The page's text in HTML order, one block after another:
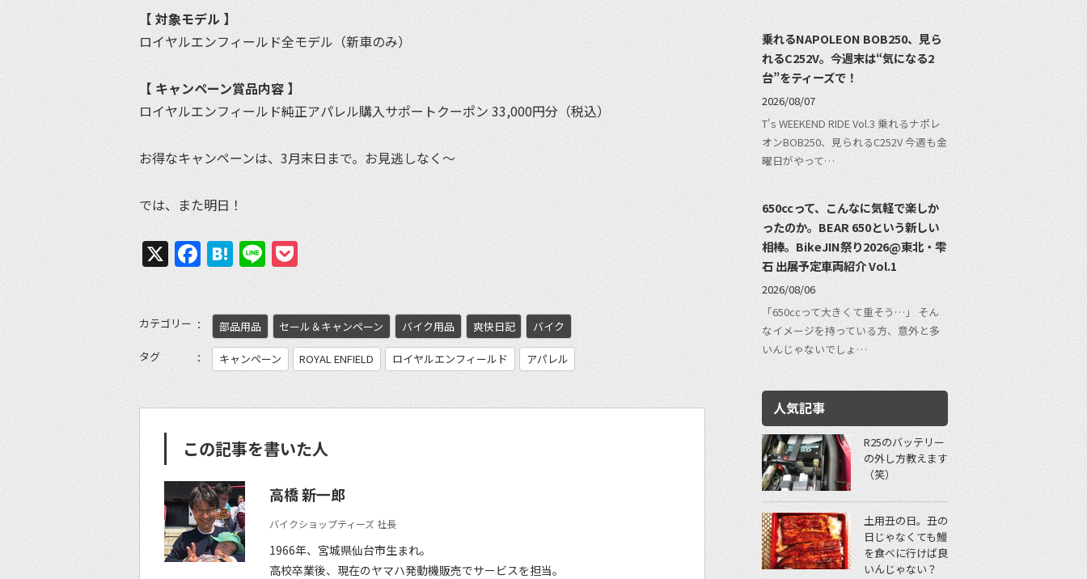
【 対象モデル 】
ロイヤルエンフィールド全モデル（新車のみ）
【 キャンペーン賞品内容 】
ロイヤルエンフィールド純正アパレル購入サポートクーポン 33,000円分（税込）
お得なキャンペーンは、3月末日まで。お見逃しなく〜
では、また明日！
X Facebook
Hatena
Line
カテゴリー 部品用品 セール＆キャンペーン バイク用品 爽快日記
バイク
タグ
キャンペーン ROYAL ENFIELD ロイヤルエンフィールド アパレル
この記事を書いた人
高橋 新一郎
バイクショップティーズ 社長
1966年、宮城県仙台市生まれ。
高校卒業後、現在のヤマハ発動機販売でサービスを担当。
乗れるNAPOLEON BOB250、見ら
れるC252V。今週末は“気になる2
台”をティーズで！
2026/08/07
T's WEEKEND RIDE Vol.3 乗れるナポレ
オンBOB250、見られるC252V 今週も金
曜日がやって…
650ccって、こんなに気軽で楽しか
ったのか。BEAR 650という新しい
相棒。BikeJIN祭り2026@東北・雫
石 出展予定車両紹介 Vol.1
2026/08/06
「650ccって大きくて重そう…」 そん
なイメージを持っている方、意外と多
いんじゃないでしょ…
人気記事
R25のバッテリー
の外し方教えます
（笑）
土用丑の日。丑の
日じゃなくても鰻
を食べに行けば良
いんじゃない？